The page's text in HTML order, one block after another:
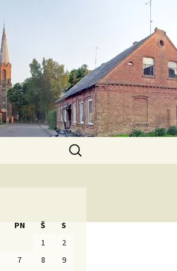
Ieškoti:
PN Š
S
1
2
7 8
9